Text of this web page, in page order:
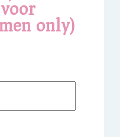
only)